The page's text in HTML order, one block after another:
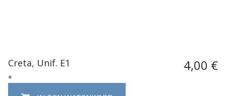
Creta, Unif. E1 4,00 €
*